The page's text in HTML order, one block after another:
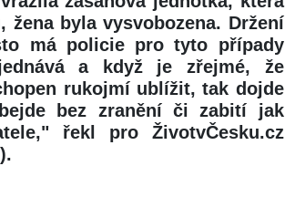
žena byla vysvobozena. Držení
má policie pro tyto případy
a když je zřejmé, že
rukojmí ublížit, tak dojde
bez zranění či zabití jak
řekl pro ŽivotvČesku.cz